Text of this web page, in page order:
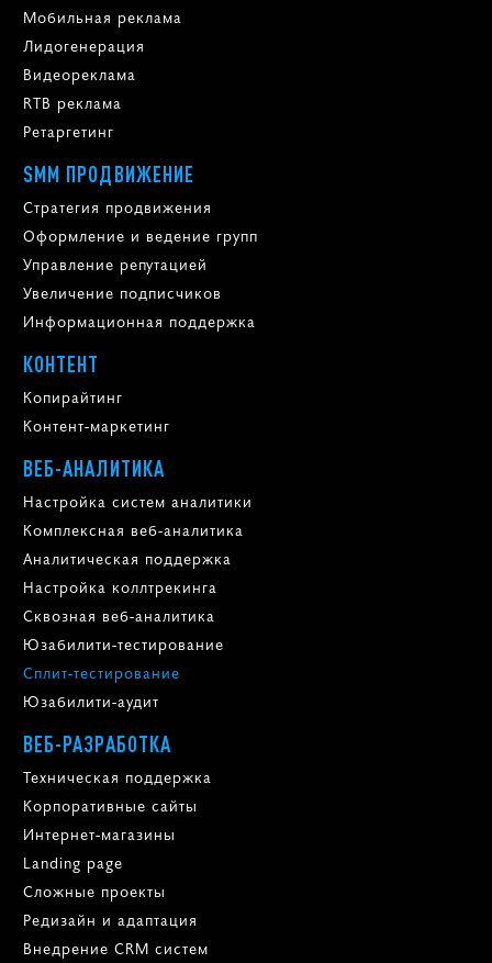
Мобильная реклама
Лидогенерация
Видеореклама
RTB реклама
Ретаргетинг
SMM ПРОДВИЖЕНИЕ
Стратегия продвижения
Оформление и ведение групп
Управление репутацией
Увеличение подписчиков
Информационная поддержка
КОНТЕНТ
Копирайтинг
Контент-маркетинг
ВЕБ-АНАЛИТИКА
Настройка систем аналитики
Комплексная веб-аналитика
Аналитическая поддержка
Настройка коллтрекинга
Сквозная веб-аналитика
Юзабилити-тестирование
Сплит-тестирование
Юзабилити-аудит
ВЕБ-РАЗРАБОТКА
Техническая поддержка
Корпоративные сайты
Интернет-магазины
Landing page
Сложные проекты
Редизайн и адаптация
Внедрение CRM систем